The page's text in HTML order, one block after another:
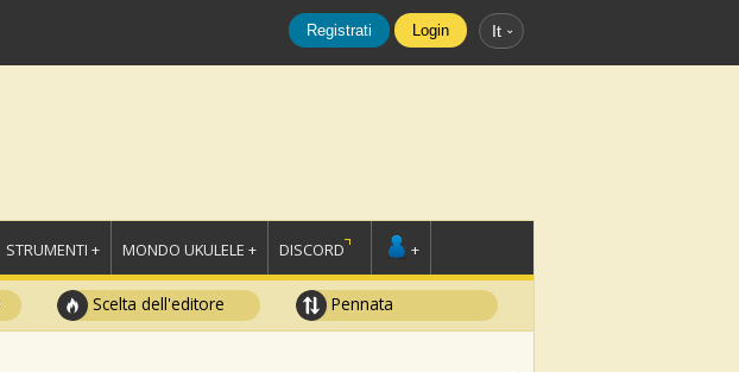
Registrati Login It
STRUMENTI + MONDO UKULELE + DISCORD +
Scelta dell'editore Pennata